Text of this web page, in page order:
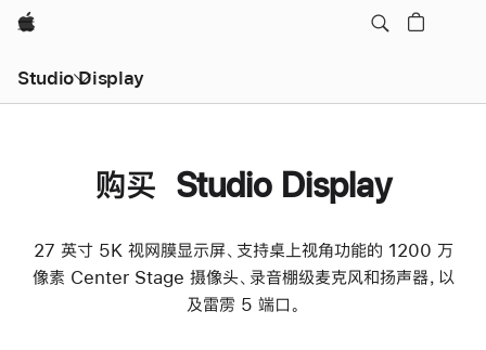
Apple
Studio Display
购买 Studio Display
27 英寸 5K 视网膜显示屏、支持桌上视角功能的 1200 万
像素 Center Stage 摄像头、录音棚级麦克风和扬声器，以
及雷雳 5 端口。